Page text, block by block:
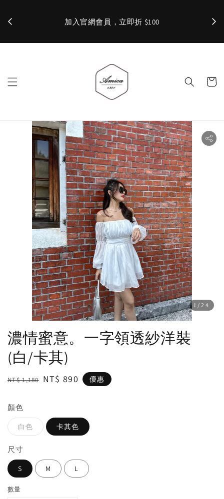
加入官網會員，立即折 $100 ✨
1 /24
濃情蜜意。一字領透紗洋裝
(白/卡其)
Regular
NT$ 1,180 Sale
NT$ 890 優惠
顏色
白色 卡其色
尺寸
S M L
數量